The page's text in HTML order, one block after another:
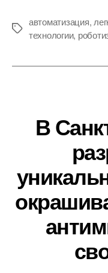
Метки
автоматизация,
технологии,
В